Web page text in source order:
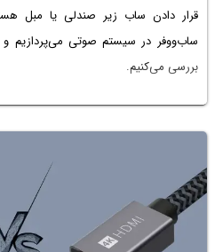
قرار دادن ساب زیر صندلی یا مبل
ساب‌ووفر در سیستم صوتی می‌پردازیم و
بررسی می‌کنیم.